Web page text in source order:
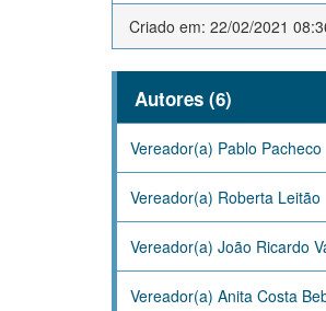
Criado em: 22/02/2021
Autores (6)
Vereador(a) Pablo Pacheco
Vereador(a) Roberta Leitão
Vereador(a) João Ricardo
Vereador(a) Anita Costa